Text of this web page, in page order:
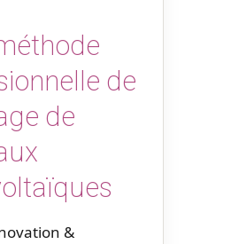
de
de
&